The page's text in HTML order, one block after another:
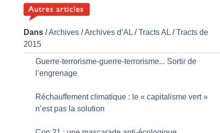
Dans /Archives /Archives d’AL/Tracts AL/Tracts de
2015
Guerre-terrorisme-guerre-terrorisme... Sortir de
l’engrenage
Réchauffement climatique : le « capitalisme vert »
n’est pas la solution